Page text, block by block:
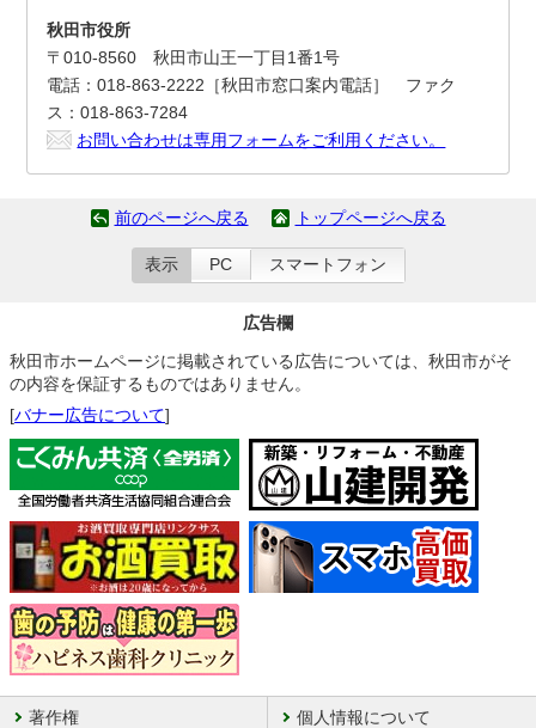
秋田市役所
〒010-8560 秋田市山王一丁目1番1号
電話：018-863-2222［秋田市窓口案内電話］ ファク
ス：018-863-7284
お問い合わせは専用フォームをご利用ください。
前のページへ戻る トップページへ戻る
表示 PC スマートフォン
広告欄
秋田市ホームページに掲載されている広告については、秋田市がそ
の内容を保証するものではありません。
[バナー広告について]
著作権 個人情報について